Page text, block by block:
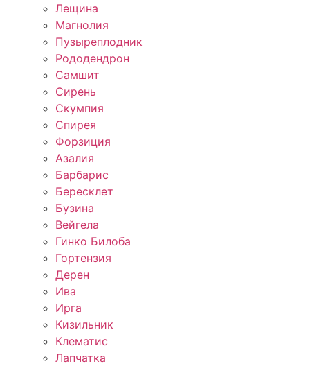
Лещина
Магнолия
Пузыреплодник
Рододендрон
Самшит
Сирень
Скумпия
Спирея
Форзиция
Азалия
Барбарис
Бересклет
Бузина
Вейгела
Гинко Билоба
Гортензия
Дерен
Ива
Ирга
Кизильник
Клематис
Лапчатка